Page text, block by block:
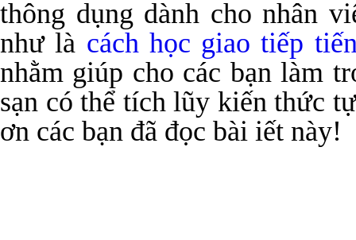
thông dụng dành cho nhân
như là cách học giao tiếp
nhằm giúp cho các bạn làm
sạn có thể tích lũy kiến thức
ơn các bạn đã đọc bài iết này!